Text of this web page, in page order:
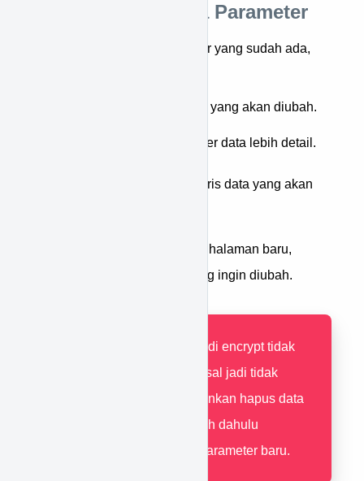
Cara Merubah Data Parameter
Untuk merubah data parameter yang sudah ada,
Cari terlebih dahulu data yang akan diubah.
untuk filter data lebih detail.
pada baris data yang akan
Anda akan diarahkan ke halaman baru,
kemudian ubah data yang ingin diubah.
Untuk data yang di encrypt tidak
dapat diganti, misal jadi tidak
diencrypt. Disarankan hapus data
parameter terlebih dahulu
kemudian buat parameter baru.